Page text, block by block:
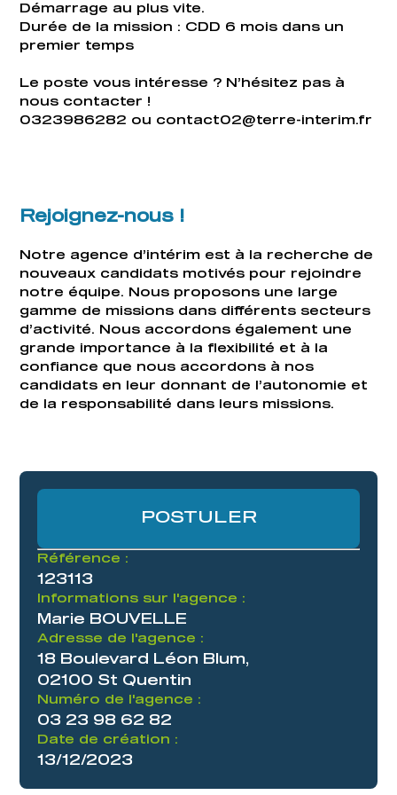
Démarrage au plus vite.
Durée de la mission : CDD 6 mois dans un
premier temps
Le poste vous intéresse ? N’hésitez pas à
nous contacter !
0323986282 ou contact02@terre-interim.fr
Rejoignez-nous !
Notre agence d’intérim est à la recherche de
nouveaux candidats motivés pour rejoindre
notre équipe. Nous proposons une large
gamme de missions dans différents secteurs
d’activité. Nous accordons également une
grande importance à la flexibilité et à la
confiance que nous accordons à nos
candidats en leur donnant de l’autonomie et
de la responsabilité dans leurs missions.
POSTULER
Référence :
123113
Informations sur l'agence :
Marie BOUVELLE
Adresse de l'agence :
18 Boulevard Léon Blum,
02100 St Quentin
Numéro de l'agence :
03 23 98 62 82
Date de création :
13/12/2023